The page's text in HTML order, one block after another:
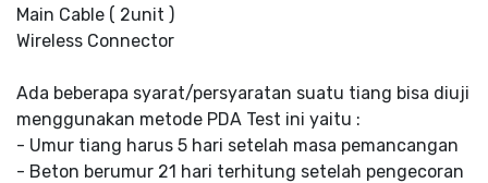
Main Cable ( 2unit )
Wireless Connector
Ada beberapa syarat/persyaratan suatu tiang bisa diuji
menggunakan metode PDA Test ini yaitu :
- Umur tiang harus 5 hari setelah masa pemancangan
- Beton berumur 21 hari terhitung setelah pengecoran